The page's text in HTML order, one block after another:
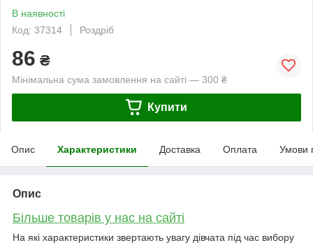
В наявності
Код: 37314
Роздріб
86 ₴
Мінімальна сума замовлення на сайті — 300 ₴
Купити
Опис Характеристики Доставка Оплата Умови
Опис
Більше товарів у нас на сайті
На які характеристики звертають увагу дівчата під час вибору